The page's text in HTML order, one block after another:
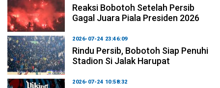
Reaksi Bobotoh Setelah Persib
Gagal Juara Piala Presiden 2026
2026-07-24 23:46:09
Rindu Persib, Bobotoh Siap Penuhi
Stadion Si Jalak Harupat
2026-07-24 10:58:32